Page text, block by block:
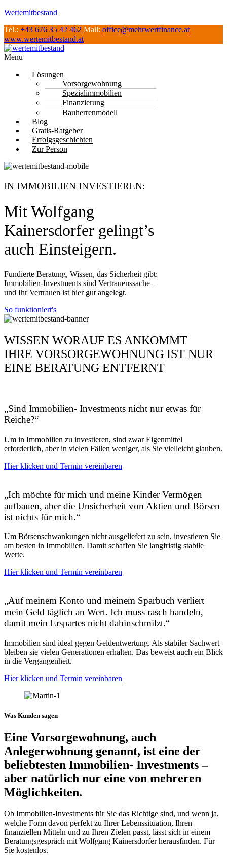
Wertemitbestand
Tel.: +43 676 35 42 462 Mail: office@mehrwertfinance.at
www.wertemitbestand.at
Menu
Lösungen
Vorsorgewohnung
Spezialimmobilien
Finanzierung
Bauherrenmodell
Blog
Gratis-Ratgeber
Erfolgsgeschichten
Zur Person
IN IMMOBILIEN INVESTIEREN:
Mit Wolfgang
Kainersdorfer gelingt’s
auch Einsteigern.
Fundierte Beratung, Wissen, das Sicherheit gibt:
Immobilien-Investments sind Vertrauenssache –
und Ihr Vertrauen ist hier gut angelegt.
So funktioniert's
WISSEN WORAUF ES ANKOMMT
IHRE VORSORGEWOHNUNG IST NUR
EINE BERATUNG ENTFERNT
„Sind Immobilien- Investments nicht nur etwas für
Reiche?“
Um in Immobilien zu investieren, sind zwar Eigenmittel
erforderlich, aber in vielen Fällen weniger, als Sie vielleicht glauben.
Hier klicken und Termin vereinbaren
„Ich möchte für mich und meine Kinder Vermögen
aufbauen, aber die Unsicherheit von Aktien und Börsen
ist nichts für mich.“
Um Börsenschwankungen nicht ausgeliefert zu sein, investieren Sie
am besten in Immobilien. Damit schaffen Sie langfristig stabile
Werte.
Hier klicken und Termin vereinbaren
„Auf meinem Konto und meinem Sparbuch verliert
mein Geld täglich an Wert. Ich muss rasch handeln,
damit mein Erspartes nicht dahinschmilzt.“
Immobilien sind ideal gegen Geldentwertung. Als stabiler Sachwert
bleiben sie vielen Generationen erhalten. Das beweist auch ein Blick
in die Vergangenheit.
Hier klicken und Termin vereinbaren
Was Kunden sagen
Eine Vorsorgewohnung, auch
Anlegerwohnung genannt, ist eine der
beliebtesten Immobilien- Investments –
aber natürlich nur eine von mehreren
Möglichkeiten.
Ob Immobilien-Investments für Sie das Richtige sind, und wenn ja,
welche Form davon perfekt zu Ihrer Lebenssituation, Ihren
finanziellen Mitteln und zu Ihren Zielen passt, lässt sich in einem
Beratungsgespräch mit Wolfgang Kainersdorfer herausfinden. Für
Sie kostenlos.